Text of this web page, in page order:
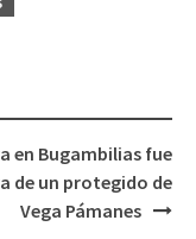
en Bugambilias fue
de un protegido de
Vega Pámanes